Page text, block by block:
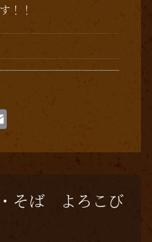
！！
E
ai
そば よろこび